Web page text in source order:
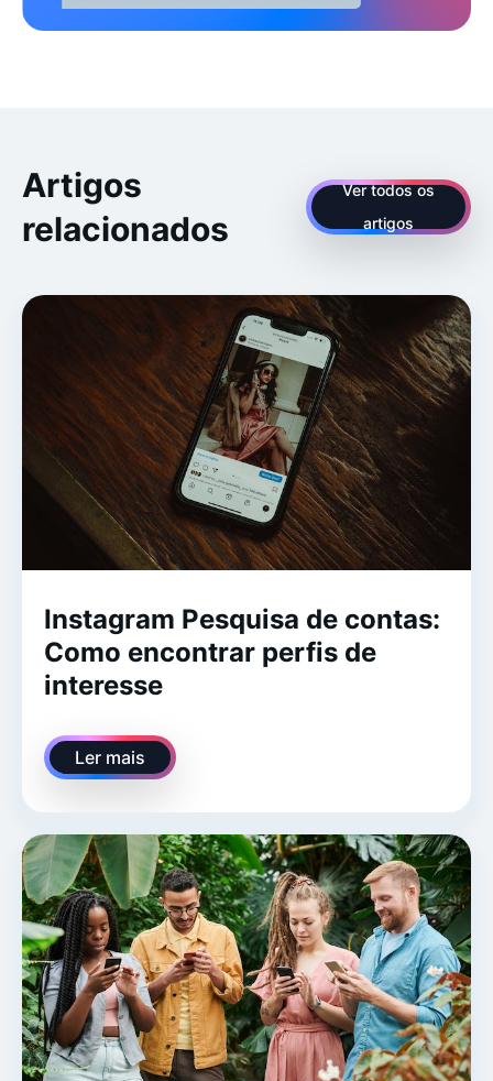
Artigos
relacionados
Ver todos os
artigos
Instagram Pesquisa de contas:
Como encontrar perfis de
interesse
Ler mais